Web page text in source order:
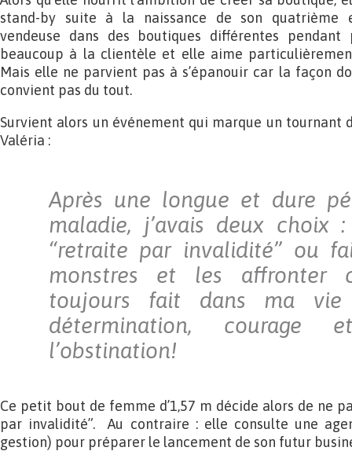
stand-by suite à la naissance de son quatrième
vendeuse dans des boutiques différentes
beaucoup à la clientèle et elle aime
Mais elle ne parvient pas à s’épanouir car la façon
convient pas du tout.
Survient alors un événement qui marque un tournant
Valéria :
Après une longue et dure
maladie, j’avais deux
“retraite par invalidité” ou
monstres et les affronter
toujours fait dans ma
détermination, courage
l’obstination!
Ce petit bout de femme d’1,57 m décide alors de ne
par invalidité”. Au contraire : elle consulte une
gestion) pour préparer le lancement de son futur